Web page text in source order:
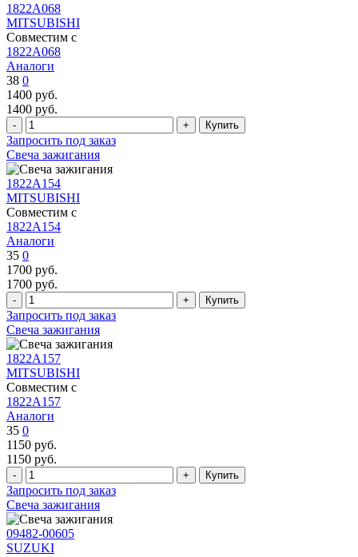
1822A068
MITSUBISHI
Совместим с
1822A068
Аналоги
38 0
1400 руб.
1400 руб.
Запросить под заказ
Свеча зажигания
1822A154
MITSUBISHI
Совместим с
1822A154
Аналоги
35 0
1700 руб.
1700 руб.
Запросить под заказ
Свеча зажигания
1822A157
MITSUBISHI
Совместим с
1822A157
Аналоги
35 0
1150 руб.
1150 руб.
Запросить под заказ
Свеча зажигания
09482-00605
SUZUKI